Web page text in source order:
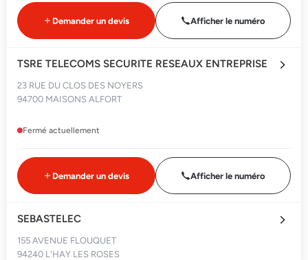
Demander un devis Afficher le numéro
TSRE TELECOMS SECURITE RESEAUX ENTREPRISE
23 RUE DU CLOS DES NOYERS
94700 MAISONS ALFORT
Fermé actuellement
Demander un devis Afficher le numéro
SEBASTELEC
155 AVENUE FLOUQUET
94240 L'HAY LES ROSES